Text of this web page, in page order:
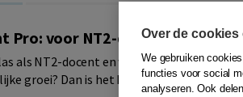
Pro: voor NT2-docenten die
als NT2-docent en wil je niet alleen
groei? Dan is het Docentabonnement
Over de cookies
We gebruiken
functies voor social
analyseren. Ook